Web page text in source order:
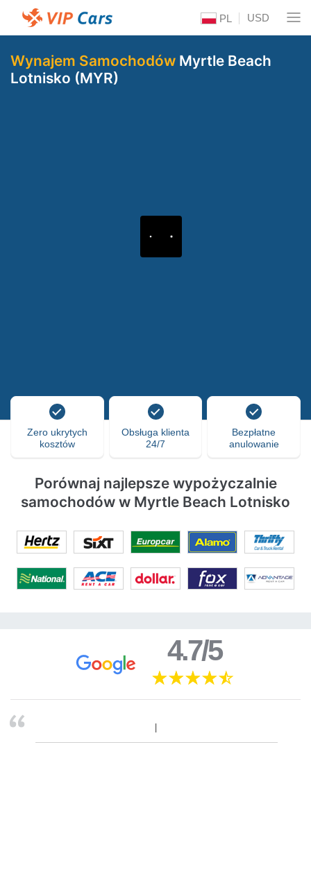
PL USD
Wynajem Samochodów Myrtle Beach
Lotnisko (MYR)
Zero ukrytych
kosztów
Obsługa klienta
24/7
Bezpłatne
anulowanie
Porównaj najlepsze wypożyczalnie
samochodów w Myrtle Beach Lotnisko
4.7/5